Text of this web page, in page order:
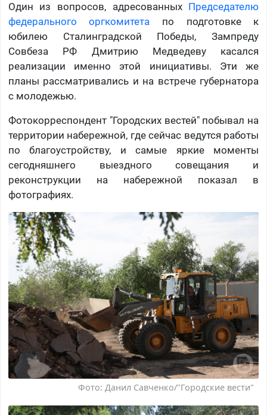
Один из вопросов, адресованных Председателю
федерального оргкомитета по подготовке к
юбилею Сталинградской Победы, Зампреду
Совбеза РФ Дмитрию Медведеву касался
реализации именно этой инициативы. Эти же
планы рассматривались и на встрече губернатора
с молодежью.
Фотокорреспондент "Городских вестей" побывал на
территории набережной, где сейчас ведутся работы
по благоустройству, и самые яркие моменты
сегодняшнего выездного совещания и
реконструкции на набережной показал в
фотографиях.
Фото: Данил Савченко/"Городские вести"